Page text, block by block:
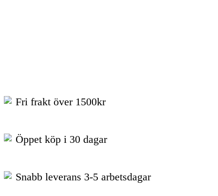
Fri frakt över 1500kr
Öppet köp i 30 dagar
Snabb leverans 3-5 arbetsdagar